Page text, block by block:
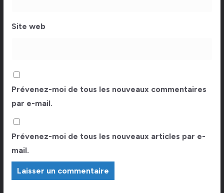
Site web
Prévenez-moi de tous les nouveaux commentaires
par e-mail.
Prévenez-moi de tous les nouveaux articles par e-
mail.